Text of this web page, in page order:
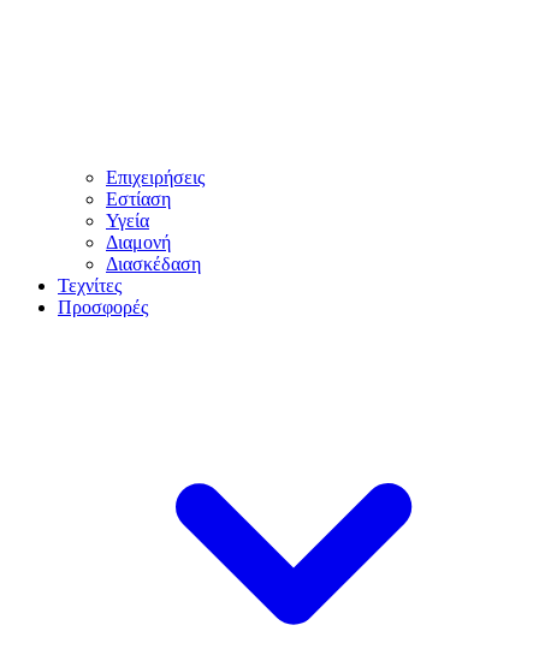
Επιχειρήσεις
Εστίαση
Υγεία
Διαμονή
Διασκέδαση
Τεχνίτες
Προσφορές